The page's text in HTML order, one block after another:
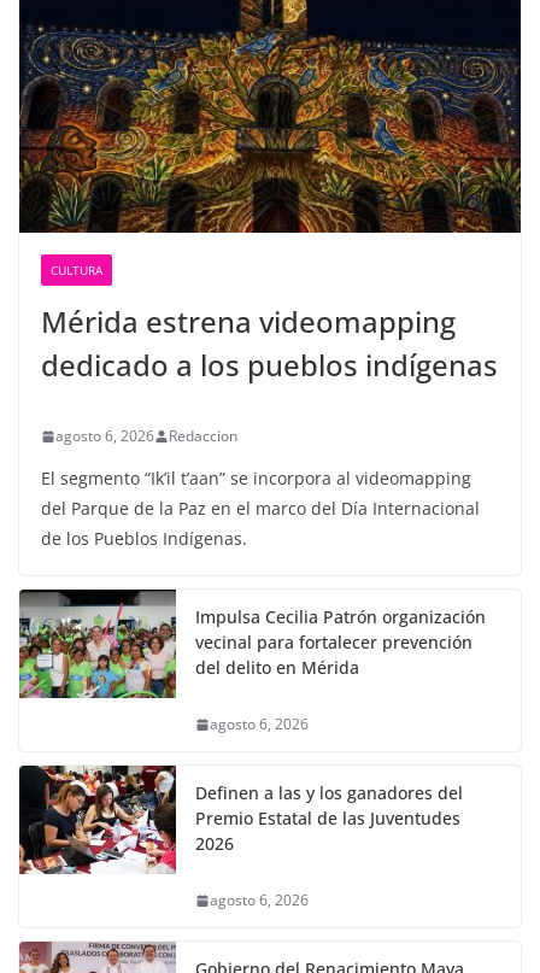
CULTURA
Mérida estrena videomapping
dedicado a los pueblos indígenas
agosto 6, 2026 Redaccion
El segmento “Ik’il t’aan” se incorpora al videomapping
del Parque de la Paz en el marco del Día Internacional
de los Pueblos Indígenas.
Impulsa Cecilia Patrón organización
vecinal para fortalecer prevención
del delito en Mérida
agosto 6, 2026
Definen a las y los ganadores del
Premio Estatal de las Juventudes
2026
agosto 6, 2026